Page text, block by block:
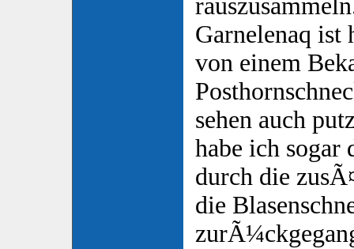
Garnelenaq ist
von einem
sehen auch
habe ich sogar
durch die
die